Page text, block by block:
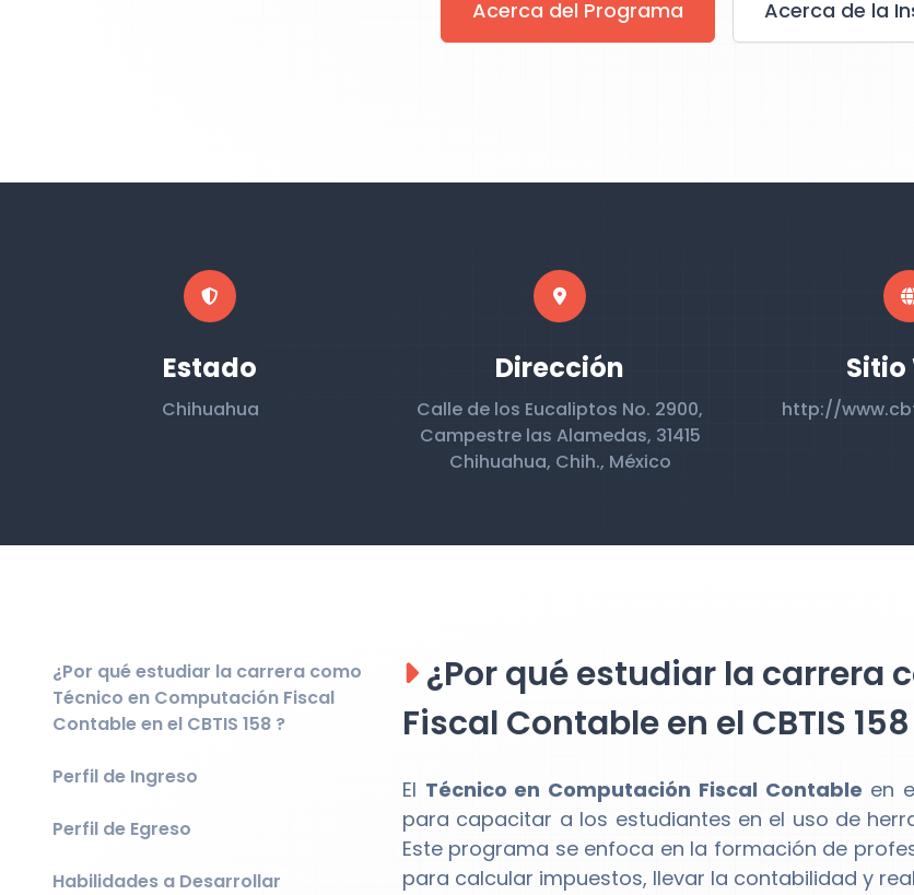
Acerca del Programa Acerca de la
Estado
Chihuahua
Dirección
Calle de los Eucaliptos No. 2900,
Campestre las Alamedas, 31415
Chihuahua, Chih., México
Sitio
http://
¿Por qué estudiar la carrera como
Técnico en Computación Fiscal
Contable en el CBTIS 158 ?
Perfil de Ingreso
Perfil de Egreso
Habilidades a Desarrollar
¿Por qué estudiar la carrera
Fiscal Contable en el CBTIS 158
El Técnico en Computación Fiscal Contable en
para capacitar a los estudiantes en el uso de
Este programa se enfoca en la formación de
para calcular impuestos, llevar la contabilidad y